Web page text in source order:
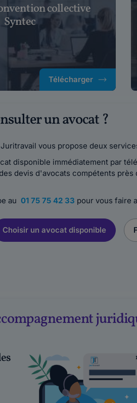
collective
Syntec
Télécharger
un avocat ?
vous propose deux
disponible immédiatement par
devis d'avocats compétents
au 01 75 75 42 33 pour vous faire
Choisir un avocat disponible